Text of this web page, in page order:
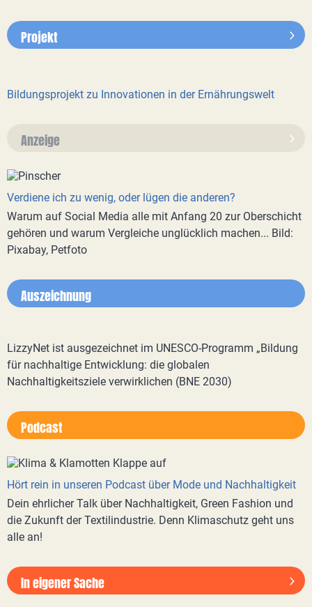
Projekt
Bildungsprojekt zu Innovationen in der Ernährungswelt
Anzeige
Verdiene ich zu wenig, oder lügen die anderen?
Warum auf Social Media alle mit Anfang 20 zur Oberschicht
gehören und warum Vergleiche unglücklich machen... Bild:
Pixabay, Petfoto
Auszeichnung
LizzyNet ist ausgezeichnet im UNESCO-Programm „Bildung
für nachhaltige Entwicklung: die globalen
Nachhaltigkeitsziele verwirklichen (BNE 2030)
Podcast
Hört rein in unseren Podcast über Mode und Nachhaltigkeit
Dein ehrlicher Talk über Nachhaltigkeit, Green Fashion und
die Zukunft der Textilindustrie. Denn Klimaschutz geht uns
alle an!
In eigener Sache